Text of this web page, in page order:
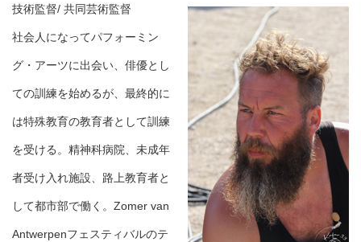
技術監督/ 共同芸術監督
社会人になってパフォーミン
グ・アーツに出会い、俳優とし
ての訓練を始めるが、最終的に
は特殊教育の教育者として訓練
を受ける。精神科病院、未成年
者受け入れ施設、路上教育者と
して都市部で働く。Zomer van
Antwerpenフェスティバルのテ